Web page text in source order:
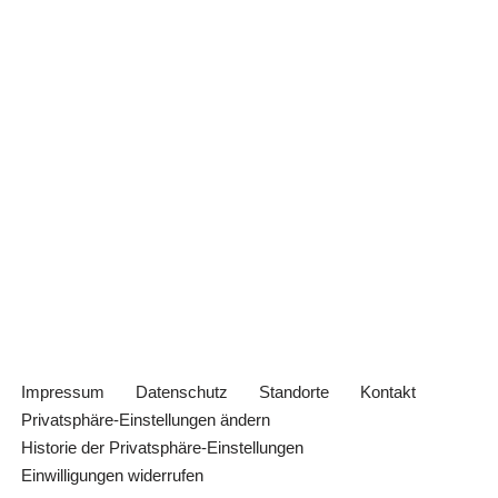
Impressum Datenschutz Standorte
Kontakt
Privatsphäre-Einstellungen ändern
Historie der Privatsphäre-Einstellungen
Einwilligungen widerrufen